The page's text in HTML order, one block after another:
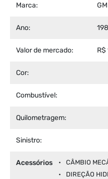
Marca: GM
Ano:
Valor de mercado:
Cor:
Combustível:
Quilometragem:
Sinistro:
Acessórios CÂMBIO
DIREÇÃO